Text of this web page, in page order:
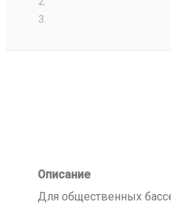
Описание
Для общественных